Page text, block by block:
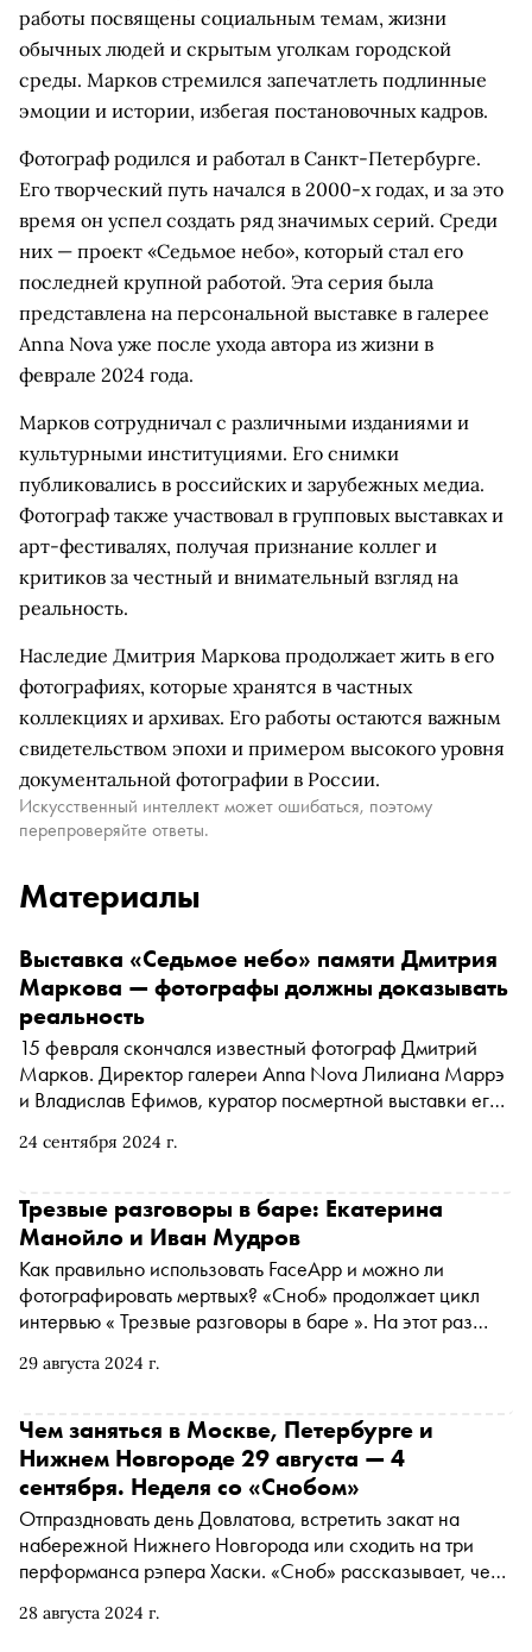
работы посвящены социальным темам, жизни
обычных людей и скрытым уголкам городской
среды. Марков стремился запечатлеть подлинные
эмоции и истории, избегая постановочных кадров.
Фотограф родился и работал в Санкт-Петербурге.
Его творческий путь начался в 2000-х годах, и за это
время он успел создать ряд значимых серий. Среди
них — проект «Седьмое небо», который стал его
последней крупной работой. Эта серия была
представлена на персональной выставке в галерее
Anna Nova уже после ухода автора из жизни в
феврале 2024 года.
Марков сотрудничал с различными изданиями и
культурными институциями. Его снимки
публиковались в российских и зарубежных медиа.
Фотограф также участвовал в групповых выставках и
арт-фестивалях, получая признание коллег и
критиков за честный и внимательный взгляд на
реальность.
Наследие Дмитрия Маркова продолжает жить в его
фотографиях, которые хранятся в частных
коллекциях и архивах. Его работы остаются важным
свидетельством эпохи и примером высокого уровня
документальной фотографии в России.
Искусственный интеллект может ошибаться, поэтому
перепроверяйте ответы.
Материалы
24 сентября 2024 г.
Выставка «Седьмое небо» памяти Дмитрия
Маркова — фотографы должны доказывать
реальность
15 февраля скончался известный фотограф Дмитрий
Марков. Директор галереи Anna Nova Лилиана Маррэ
и Владислав Ефимов, куратор посмертной выставки его
почему слово «фотохудожник» звучит плохо, как
переводит фотографию в статус современного
искусства и чем Дмитрий Марков важен для
современной культуры
29 августа 2024 г.
Трезвые разговоры в баре: Екатерина
Манойло и Иван Мудров
Как правильно использовать FaceApp и можно ли
фотографировать мертвых? «Сноб» продолжает цикл
интервью « Трезвые разговоры в баре ». На этот раз
светскому хроникеру, фотографу Ивану Мудрову
28 августа 2024 г.
Чем заняться в Москве, Петербурге и
Нижнем Новгороде 29 августа — 4
сентября. Неделя со «Снобом»
Отпраздновать день Довлатова, встретить закат на
набережной Нижнего Новгорода или сходить на три
перформанса рэпера Хаски. «Сноб» рассказывает, чем